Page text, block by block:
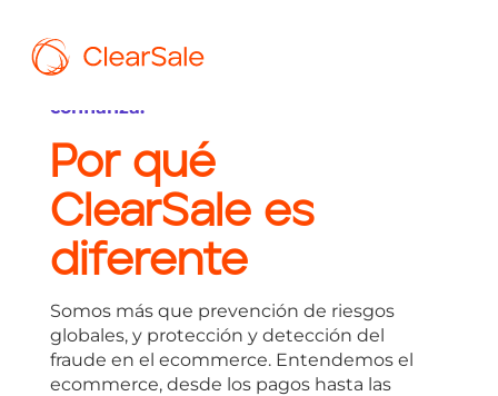
confianza.
Por qué
ClearSale es
diferente
Somos más que prevención de riesgos
globales, y protección y detección del
fraude en el ecommerce. Entendemos el
ecommerce, desde los pagos hasta las